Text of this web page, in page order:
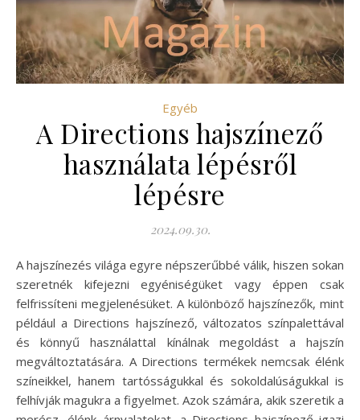
Egyéb
A Directions hajszínező
használata lépésről
lépésre
2024.09.30.
A hajszínezés világa egyre népszerűbbé válik, hiszen sokan
szeretnék kifejezni egyéniségüket vagy éppen csak
felfrissíteni megjelenésüket. A különböző hajszínezők, mint
például a Directions hajszínező, változatos színpalettával
és könnyű használattal kínálnak megoldást a hajszín
megváltoztatására. A Directions termékek nemcsak élénk
színeikkel, hanem tartósságukkal és sokoldalúságukkal is
felhívják magukra a figyelmet. Azok számára, akik szeretik a